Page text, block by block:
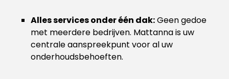
Alles services onder één dak:Geen gedoe
met meerdere bedrijven. Mattanna is uw
centrale aanspreekpunt voor al uw
onderhoudsbehoeften.